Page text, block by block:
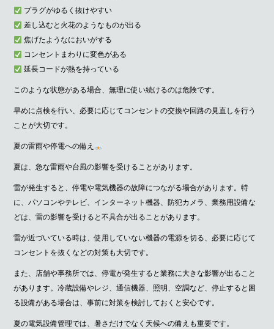
プラグがゆるく抜けやすい
差し込むと火花のようなものが出る
焦げたようなにおいがする
コンセントまわりに変色がある
延長コードが熱を持っている
このような状態がある場合、無理に使い続けるのは危険です。
早めに点検を行い、必要に応じてコンセントの交換や回路の見直しを行う
ことが大切です。
夏の雷雨や停電への備え
夏は、急な雷雨や台風の影響を受けることがあります。
雷が発生すると、停電や電気機器の故障につながる場合があります。特
に、パソコンやテレビ、インターネット機器、防犯カメラ、業務用設備な
どは、雷の影響を受けると不具合が出ることがあります。
雷が近づいている時は、使用していない機器の電源を切る、必要に応じて
コンセントを抜くなどの対策も大切です。
また、店舗や事務所では、停電が発生すると業務に大きな影響が出ること
があります。冷蔵設備やレジ、通信機器、照明、空調など、停止すると困
る設備がある場合は、事前に対策を検討しておくと安心です。
夏の電気設備管理では、暑さだけでなく天候への備えも重要です。